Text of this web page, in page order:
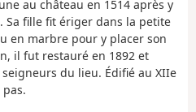
au château en 1514 après y
Sa fille fit ériger dans la petite
en marbre pour y placer son
il fut restauré en 1892 et
du lieu. Édifié au XIIe